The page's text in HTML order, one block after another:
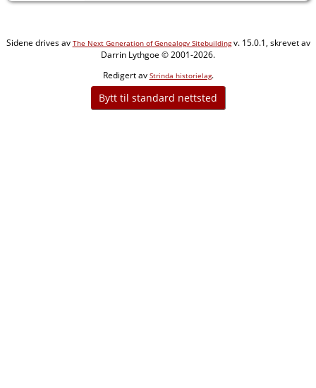
Sidene drives av The Next Generation of Genealogy Sitebuildingv. 15.0.1, skrevet av
Darrin Lythgoe © 2001-2026.
Redigert av Strinda historielag.
Bytt til standard nettsted